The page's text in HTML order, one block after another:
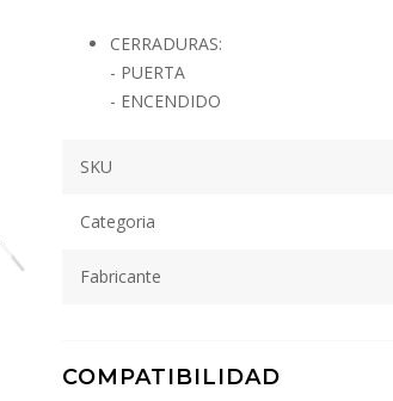
CERRADURAS:
- PUERTA
- ENCENDIDO
SKU
Categoria
Fabricante
COMPATIBILIDAD